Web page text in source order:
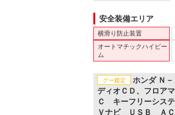
安全装備エリア
横滑り防止装置
オートマチックハイビー
ム
グー鑑定
ホンダ Ｎ
ディオＣＤ、フロ
Ｃ キーフリーシス
Ｖナビ ＵＳＢ ＡＣ